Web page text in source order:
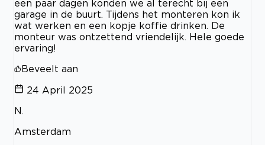
een paar dagen konden we al terecht bij een
garage in de buurt. Tijdens het monteren kon ik
wat werken en een kopje koffie drinken. De
monteur was ontzettend vriendelijk. Hele goede
ervaring!
Beveelt aan
24 April 2025
N.
Amsterdam